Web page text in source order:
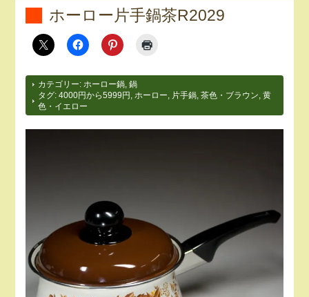
ホーロー片手鍋茶R2029
カテゴリー: ホーロー鍋 ,鍋
タグ:4000円から5999円 ホーロー 片手鍋 ,茶色・ブラウン ,黄
色・イエロー